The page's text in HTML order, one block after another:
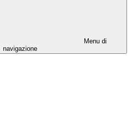
Menu di
navigazione